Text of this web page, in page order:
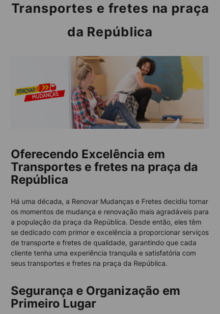
Transportes e fretes na praça
da República
Oferecendo Excelência em
Transportes e fretes na praça da
República
Há uma década, a Renovar Mudanças e Fretes decidiu tornar
os momentos de mudança e renovação mais agradáveis para
a população da praça da República. Desde então, eles têm
se dedicado com primor e excelência a proporcionar serviços
de transporte e fretes de qualidade, garantindo que cada
cliente tenha uma experiência tranquila e satisfatória com
seus transportes e fretes na praça da República.
Segurança e Organização em
Primeiro Lugar